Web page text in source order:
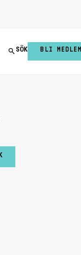
SÖK BLI MEDLEM